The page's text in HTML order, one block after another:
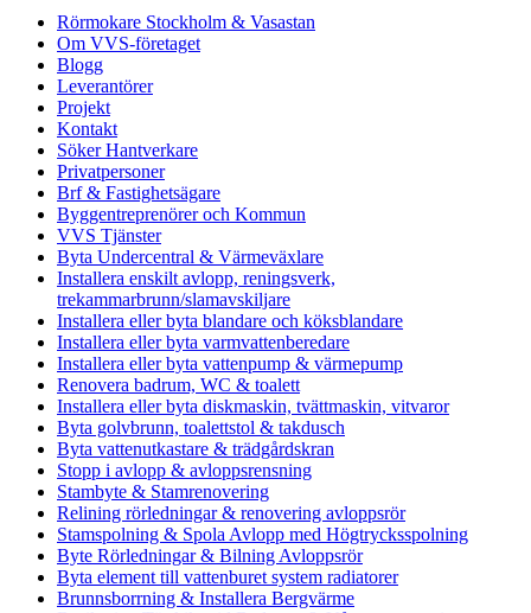
Rörmokare Stockholm & Vasastan
Om VVS-företaget
Blogg
Leverantörer
Projekt
Kontakt
Söker Hantverkare
Privatpersoner
Brf & Fastighetsägare
Byggentreprenörer och Kommun
VVS Tjänster
Byta Undercentral & Värmeväxlare
Installera enskilt avlopp, reningsverk,
trekammarbrunn/slamavskiljare
Installera eller byta blandare och köksblandare
Installera eller byta varmvattenberedare
Installera eller byta vattenpump & värmepump
Renovera badrum, WC & toalett
Installera eller byta diskmaskin, tvättmaskin, vitvaror
Byta golvbrunn, toalettstol & takdusch
Byta vattenutkastare & trädgårdskran
Stopp i avlopp & avloppsrensning
Stambyte & Stamrenovering
Relining rörledningar & renovering avloppsrör
Stamspolning & Spola Avlopp med Högtrycksspolning
Byte Rörledningar & Bilning Avloppsrör
Byta element till vattenburet system radiatorer
Brunnsborrning & Installera Bergvärme